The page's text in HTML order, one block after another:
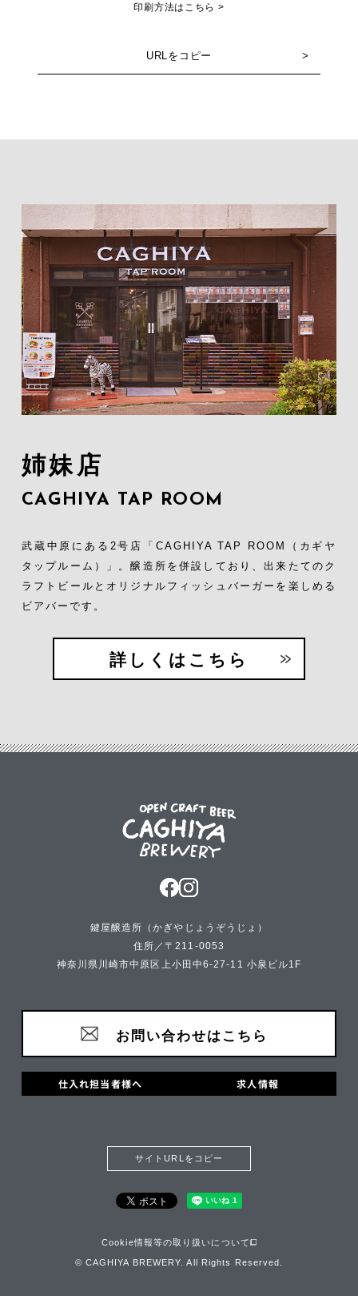
印刷方法はこちら >
URLをコピー
姉妹店
CAGHIYA TAP ROOM
武蔵中原にある2号店「CAGHIYA TAP ROOM（カギヤ
タップルーム）」。醸造所を併設しており、出来たてのク
ラフトビールとオリジナルフィッシュバーガーを 楽しめる
ビアバーです。
詳しくはこちら
鍵屋醸造所（かぎやじょうぞうじょ）
住所／〒211-0053
神奈川県川崎市中原区上小田中6-27-11 小泉ビル1F
お問い合わせはこちら
仕入れ担当者様へ 求人情報
サイトURLをコピー
Cookie情報等の取り扱いについて
© CAGHIYA BREWERY. All Rights Reserved.